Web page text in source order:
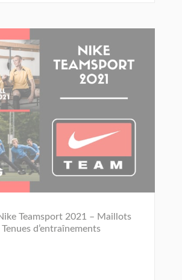
Teamsport 2021 – Maillots
d’entraînements